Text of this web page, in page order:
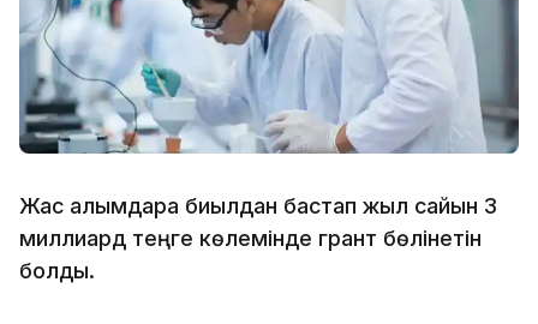
Жас ғалымдарға биылдан бастап жыл сайын 3
миллиард теңге көлемінде грант бөлінетін
болды.